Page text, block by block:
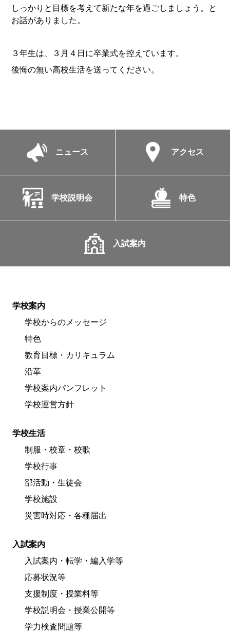
しっかりと目標を考えて新たな年を過ごしましょう。と
お話がありました。
３年生は、３月４日に卒業式を控えています。
後悔の無い高校生活を送ってください。
ニュース アクセス
学校説明会 特色
入試案内
学校案内
学校からのメッセージ
特色
教育目標・カリキュラム
沿革
学校案内パンフレット
学校運営方針
学校生活
制服・校章・校歌
学校行事
部活動・生徒会
学校施設
災害時対応・各種届出
入試案内
入試案内・転学・編入学等
応募状況等
支援制度・授業料等
学校説明会・授業公開等
学力検査問題等